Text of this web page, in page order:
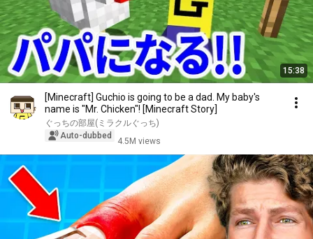
15:38
[Minecraft] Guchio is going to be a dad. My baby's
name is "Mr. Chicken"! [Minecraft Story]
ぐっちの部屋(ミラクルぐっち)
Auto-dubbed
4.5M views